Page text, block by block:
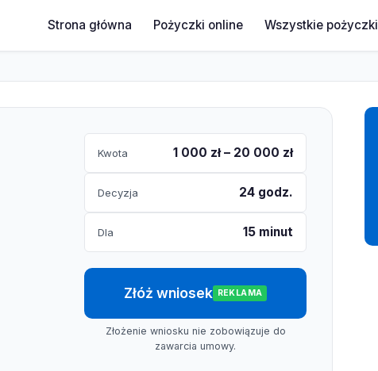
Strona główna Pożyczki online Wszystkie pożyczki
Kwota 1 000 zł – 20 000 zł
Decyzja 24 godz.
Dla 15 minut
Złóż wniosek REKLAMA
Złożenie wniosku nie zobowiązuje do
zawarcia umowy.